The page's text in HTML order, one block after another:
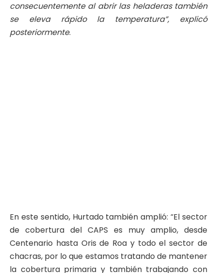
consecuentemente al abrir las heladeras también
se eleva rápido la temperatura”, explicó
posteriormente.
En este sentido, Hurtado también amplió: “El sector
de cobertura del CAPS es muy amplio, desde
Centenario hasta Oris de Roa y todo el sector de
chacras, por lo que estamos tratando de mantener
la cobertura primaria y también trabajando con